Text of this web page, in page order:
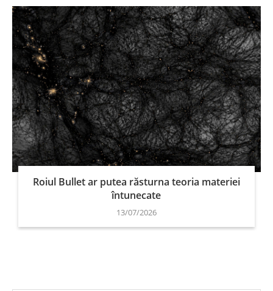
Roiul Bullet ar putea răsturna teoria materiei
întunecate
13/07/2026